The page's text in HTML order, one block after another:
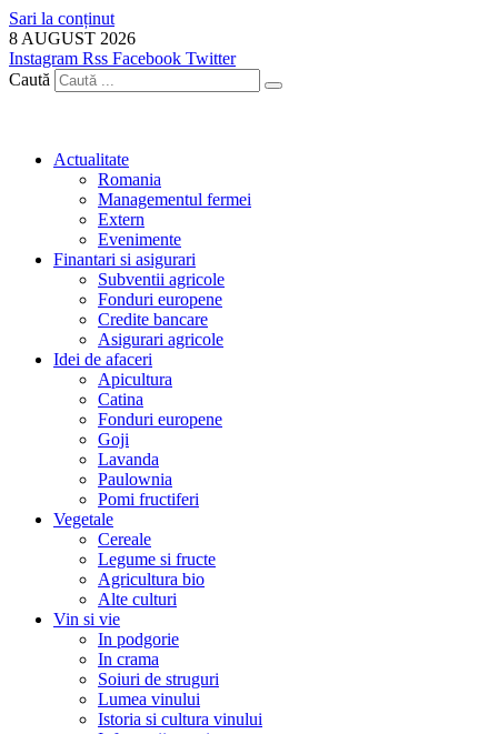
Sari la conținut
8 AUGUST 2026
Instagram Rss Facebook Twitter
Caută
Actualitate
Romania
Managementul fermei
Extern
Evenimente
Finantari si asigurari
Subventii agricole
Fonduri europene
Credite bancare
Asigurari agricole
Idei de afaceri
Apicultura
Catina
Fonduri europene
Goji
Lavanda
Paulownia
Pomi fructiferi
Vegetale
Cereale
Legume si fructe
Agricultura bio
Alte culturi
Vin si vie
In podgorie
In crama
Soiuri de struguri
Lumea vinului
Istoria si cultura vinului